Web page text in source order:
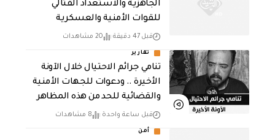
الجاهزية والاستعداد القتالي
للقوات الأمنية والعسكرية
قبل 47 دقيقة 20 مشاهدات
تقارير
تنامي جرائم الاحتيال خلال الآونة
الأخيرة .. ودعوات للجهات الأمنية
والقضائية للحد من هذه المظاهر
قبل ساعة واحدة 8 مشاهدات
أمن